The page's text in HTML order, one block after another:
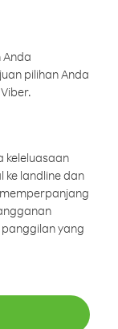
Anda
pilihan Anda
keleluasaan
ke landline dan
yang